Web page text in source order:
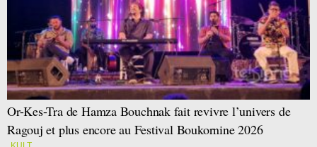
Or-Kes-Tra de Hamza Bouchnak fait revivre l’univers de
Ragouj et plus encore au Festival Boukornine 2026